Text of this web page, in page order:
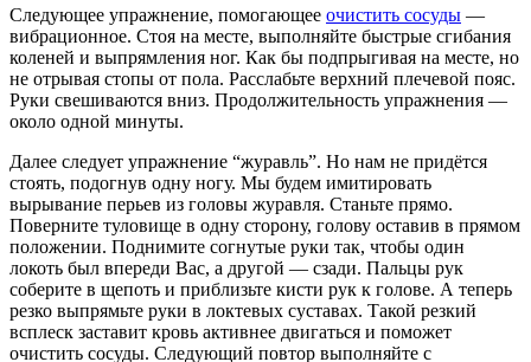
Следующее упражнение, помогающее очистить сосуды —
вибрационное. Стоя на месте, выполняйте быстрые сгибания
коленей и выпрямления ног. Как бы подпрыгивая на месте, но
не отрывая стопы от пола. Расслабьте верхний плечевой пояс.
Руки свешиваются вниз. Продолжительность упражнения —
около одной минуты.
Далее следует упражнение “журавль”. Но нам не придётся
стоять, подогнув одну ногу. Мы будем имитировать
вырывание перьев из головы журавля. Станьте прямо.
Поверните туловище в одну сторону, голову оставив в прямом
положении. Поднимите согнутые руки так, чтобы один
локоть был впереди Вас, а другой — сзади. Пальцы рук
соберите в щепоть и приблизьте кисти рук к голове. А теперь
резко выпрямьте руки в локтевых суставах. Такой резкий
всплеск заставит кровь активнее двигаться и поможет
очистить сосуды. Следующий повтор выполняйте с